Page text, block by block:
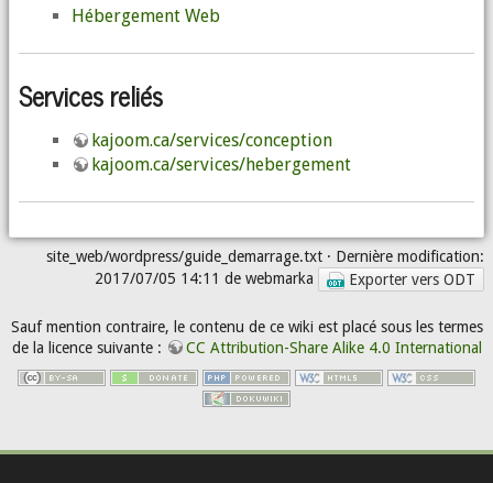
Hébergement Web
Services reliés
kajoom.ca/services/conception
kajoom.ca/services/hebergement
site_web/wordpress/guide_demarrage.txt · Dernière modification:
2017/07/05 14:11 de webmarka Exporter vers ODT
Sauf mention contraire, le contenu de ce wiki est placé sous les termes
de la licence suivante :
CC Attribution-Share Alike 4.0 International